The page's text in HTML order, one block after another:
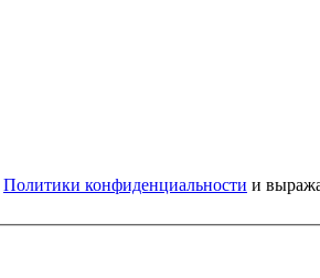
Политики конфиденциальности и